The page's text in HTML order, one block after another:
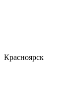
Красноярск